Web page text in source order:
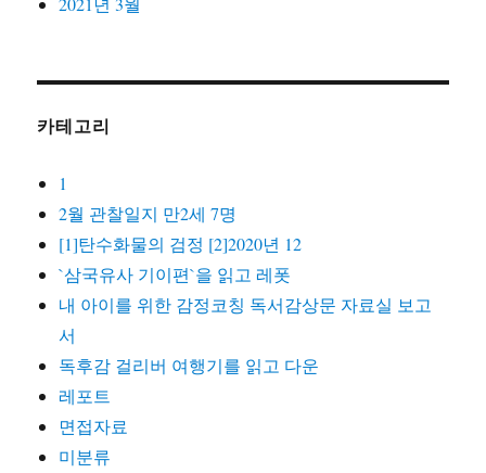
카테고리
1
2월 관찰일지 만2세 7명
[1]탄수화물의 검정 [2]2020년 12
`삼국유사 기이편`을 읽고 레폿
내 아이를 위한 감정코칭 독서감상문 자료실 보고
서
독후감 걸리버 여행기를 읽고 다운
레포트
면접자료
미분류